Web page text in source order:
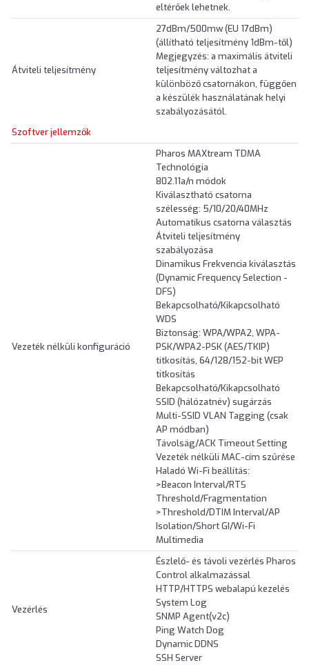
eltérőek lehetnek.
Átviteli teljesítmény
27dBm/500mw (EU 17dBm)
(állítható teljesítmény 1dBm-től)
Megjegyzés: a maximális átviteli
teljesítmény változhat a
különböző csatornákon, függően
a készülék használatának helyi
szabályozásától.
Szoftver jellemzők
Vezeték nélküli konfiguráció
Pharos MAXtream TDMA
Technológia
802.11a/n módok
Kiválasztható csatorna
szélesség: 5/10/20/40MHz
Automatikus csatorna választás
Átviteli teljesítmény
szabályozása
Dinamikus Frekvencia kiválasztás
(Dynamic Frequency Selection -
DFS)
Bekapcsolható/Kikapcsolható
WDS
Biztonság: WPA/WPA2, WPA-
PSK/WPA2-PSK (AES/TKIP)
titkosítás, 64/128/152-bit WEP
titkosítás
Bekapcsolható/Kikapcsolható
SSID (hálózatnév) sugárzás
Multi-SSID VLAN Tagging (csak
AP módban)
Távolság/ACK Timeout Setting
Vezeték nélküli MAC-cím szűrése
Haladó Wi-Fi beállítás:
>Beacon Interval/RTS
Threshold/Fragmentation
>Threshold/DTIM Interval/AP
Isolation/Short GI/Wi-Fi
Multimedia
Vezérlés
Észlelő- és távoli vezérlés Pharos
Control alkalmazással
HTTP/HTTPS webalapú kezelés
System Log
SNMP Agent(v2c)
Ping Watch Dog
Dynamic DDNS
SSH Server